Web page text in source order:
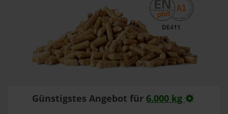
DE411
Günstigstes Angebot für 6.000 kg